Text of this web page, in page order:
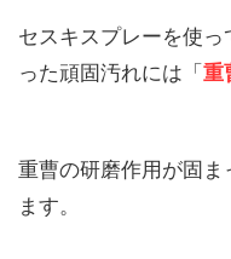
セスキスプレーを使
った頑固汚れには「重
重曹の研磨作用が固
ます。